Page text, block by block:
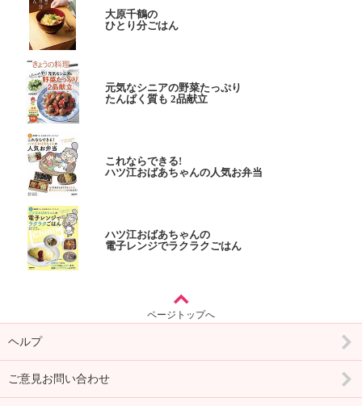
大原千鶴の
ひとり分ごはん
元気なシニアの野菜たっぷり
たんぱく質も 2品献立
これならできる!
ハツ江おばあちゃんの人気お弁当
ハツ江おばあちゃんの
電子レンジでラクラクごはん
ページトップへ
ヘルプ
ご意見お問い合わせ